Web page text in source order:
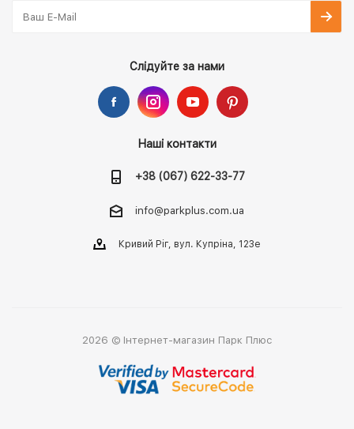
Слідуйте за нами
Наші контакти
+38 (067) 622-33-77
info@parkplus.com.ua
Кривий Ріг, вул. Купріна, 123е
2026 © Інтернет-магазин Парк Плюс